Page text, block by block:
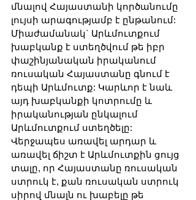
մնալով Հայաստանի կործանումը
լույսի արագությամբ է ընթանում:
Միաժամանակ` Արևմուտքում
խաբկանք է ստեղծվում թե իբր
փաշինյանական իրականում
ռուսական Հայաստանը գնում է
դեպի Արևմուտք: Կարևոր է նաև
այդ խաբկանքի կոտրումը և
իրականության ընկալում
Արևմուտքում ստեղծելը:
Վերջապես առավել արդար և
առավել ճիշտ է Արևմուտքին ցույց
տալը, որ Հայաստանը ռուսական
ստրուկ է, քան ռուսական ստրուկ
սիրով մնալն ու խաբելը թե